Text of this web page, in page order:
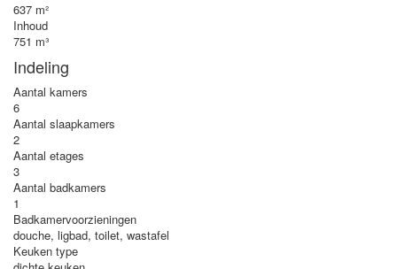
637 m²
Inhoud
751 m³
Indeling
Aantal kamers
6
Aantal slaapkamers
2
Aantal etages
3
Aantal badkamers
1
Badkamervoorzieningen
douche, ligbad, toilet, wastafel
Keuken type